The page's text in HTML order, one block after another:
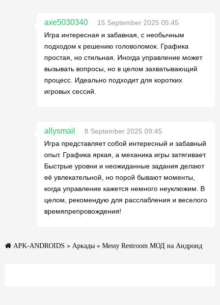
axe5030340
15 September 2025 05:45
Игра интересная и забавная, с необычным
подходом к решению головоломок. Графика
простая, но стильная. Иногда управление может
вызывать вопросы, но в целом захватывающий
процесс. Идеально подходит для коротких
игровых сессий.
allysmail
8 September 2025 09:45
Игра представляет собой интересный и забавный
опыт. Графика яркая, а механика игры затягивает.
Быстрые уровни и неожиданные задания делают
её увлекательной, но порой бывают моменты,
когда управление кажется немного неуклюжим. В
целом, рекомендую для расслабления и веселого
времяпрепровождения!
APK-ANDROIDS » Аркады » Messy Restroom МОД на Андроид